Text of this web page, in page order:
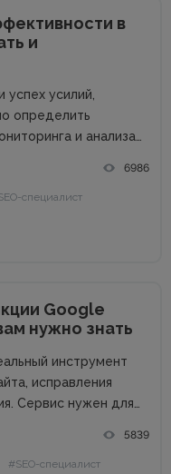
в
и
усилий,
определить
и анализа
которые
услуг, позволяет
данные...
6986
специалист
Google
нужно знать
инструмент
исправления
Сервис нужен для
страницы, а
с
5839
#SEO-специалист